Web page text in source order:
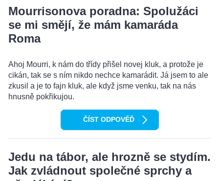
Mourrisonova poradna: Spolužáci
se mi smějí, že mám kamaráda
Roma
Ahoj Mourri, k nám do třídy přišel novej kluk, a protože je
cikán, tak se s ním nikdo nechce kamarádit. Já jsem to ale
zkusil a je to fajn kluk, ale když jsme venku, tak na nás
hnusně pokřikujou.
ČÍST ODPOVĚĎ
Jedu na tábor, ale hrozně se stydím.
Jak zvládnout společné sprchy a